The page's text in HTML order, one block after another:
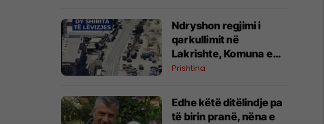
Ndryshon regjimi i
qarkullimit në
Lakrishte, Komuna e
Prishtinës ofron
Prishtina
Edhe këtë ditëlindje pa
të birin pranë, nëna e